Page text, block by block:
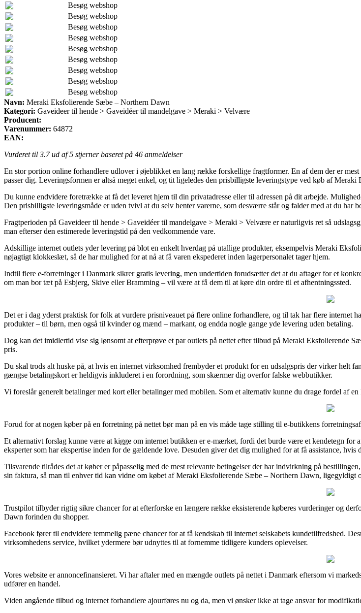
Besøg webshop
Besøg webshop
Besøg webshop
Besøg webshop
Besøg webshop
Besøg webshop
Besøg webshop
Besøg webshop
Besøg webshop
Navn: Meraki Eksfolierende Sæbe – Northern Dawn
Kategori: Gaveideer til hende > Gaveidéer til mandelgave > Meraki > Velvære
Producent:
Varenummer: 64872
EAN:
Vurderet til 3.7ud af 5 stjerner baseret på 46 anmeldelser
En stor portion online forhandlere udlover i øjeblikket en lang række forskellige fragtformer. En af dem der er
passer dig. Leveringsformen er altså meget enkel, og tit ligeledes den prisbilligste leveringstype ved køb af
Du kunne endvidere foretrække at få det leveret hjem til din privatadresse eller til adressen på dit arbejde.
Den prisbilligste leveringsmåde er uden tvivl at du selv henter varerne, som desværre står og falder med at du har
Fragtperioden på Gaveideer til hende > Gaveidéer til mandelgave > Meraki > Velvære er naturligvis ret så
man efterser den estimerede leveringstid på den vedkommende vare.
Adskillige internet outlets yder levering på blot en enkelt hverdag på utallige produkter, eksempelvis Meraki
nøjagtigt klokkeslæt, så de har mulighed for at nå at få varen ekspederet inden lagerpersonalet tager hjem.
Indtil flere e-forretninger i Danmark sikrer gratis levering, men undertiden forudsætter det at du aftager for et
om man bor tæt på Esbjerg, Skive eller Bramming – vil være at få dem til at køre din ordre til et afhentningssted.
Det er i dag yderst praktisk for folk at vurdere prisniveauet på flere online forhandlere, og til tak har flere internet
produkter – til børn, men også til kvinder og mænd – markant, og endda nogle gange yde levering uden betaling.
Dog kan det imidlertid vise sig lønsomt at efterprøve et par outlets på nettet efter tilbud på Meraki Eksfolierende
pris.
Du skal trods alt huske på, at hvis en internet virksomhed frembyder et produkt for en udsalgspris der virker helt
gængse betalingskort er heldigvis inkluderet i en forordning, som skærmer dig overfor falske webbutikker.
Vi foreslår generelt betalinger med kort eller betalinger med mobilen. Som et alternativ kunne du drage fordel af
Forud for at nogen køber på en forretning på nettet bør man på en vis måde tage stilling til e-butikkens
Et alternativt forslag kunne være at kigge om internet butikken er e-mærket, fordi det burde være et kendetegn for
eksperter som har ekspertise inden for de gældende love. Desuden giver det dig mulighed for at få assistance,
Tilsvarende tilrådes det at køber er påpasselig med de mest relevante betingelser der har indvirkning på
sin faktura, så man til enhver tid kan vidne om købet af Meraki Eksfolierende Sæbe – Northern Dawn, ligegyldigt
Trustpilot tilbyder rigtig sikre chancer for at efterforske en længere række eksisterende køberes vurderinger og
Dawn forinden du shopper.
Facebook fører til endvidere temmelig pæne chancer for at få kendskab til internet selskabets kundetilfredshed.
virksomhedens service, hvilket ydermere bør udnyttes til at fornemme tidligere kunders oplevelser.
Vores website er annoncefinansieret. Vi har aftaler med en mængde outlets på nettet i Danmark eftersom vi
udfører en handel.
Viden angående tilbud og internet forhandlere ajourføres nu og da, men vi ønsker ikke at tage ansvar for